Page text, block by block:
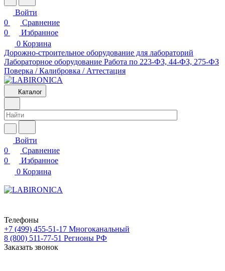
Войти
0
Сравнение
0
Избранное
0 Корзина
Дорожно-строительное оборудование для лабораторий
Лабораторное оборудование Работа по 223-ФЗ, 44-ФЗ, 275-ФЗ
Поверка / Калибровка / Аттестация
Каталог
Войти
0
Сравнение
0
Избранное
0 Корзина
Телефоны
+7 (499) 455-51-17 Многоканальный
8 (800) 511-77-51 Регионы РФ
Заказать звонок